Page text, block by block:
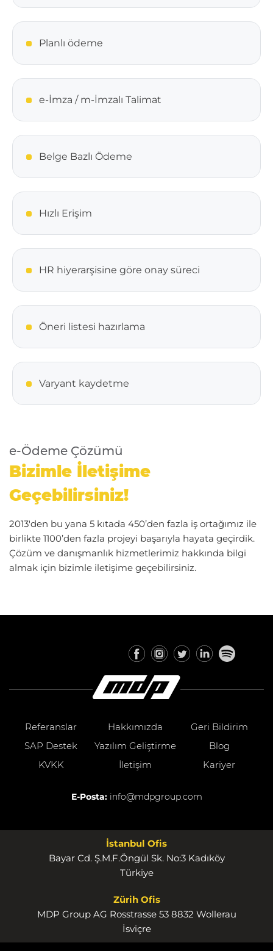
Planlı ödeme
e-İmza / m-İmzalı Talimat
Belge Bazlı Ödeme
Hızlı Erişim
HR hiyerarşisine göre onay süreci
Öneri listesi hazırlama
Varyant kaydetme
e-Ödeme Çözümü
Bizimle İletişime
Geçebilirsiniz!
2013'den bu yana 5 kıtada 450’den fazla iş ortağımız ile
birlikte 1100’den fazla projeyi başarıyla hayata geçirdik.
Çözüm ve danışmanlık hizmetlerimiz hakkında bilgi
almak için bizimle iletişime geçebilirsiniz.
Referanslar Hakkımızda
Geri Bildirim
SAP Destek
Yazılım Geliştirme
Blog
KVKK
İletişim Kariyer
E-Posta: info@mdpgroup.com
İstanbul Ofis
Bayar Cd. Ş.M.F.Öngül Sk. No:3 Kadıköy
Türkiye
Zürih Ofis
MDP Group AG Rosstrasse 53 8832 Wollerau
İsviçre